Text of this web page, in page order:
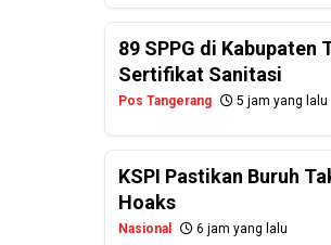
89 SPPG di
Sertifikat Sanitasi
Pos Tangerang 5 jam yang lalu
KSPI Pastikan Buruh
Hoaks
Nasional 6 jam yang lalu